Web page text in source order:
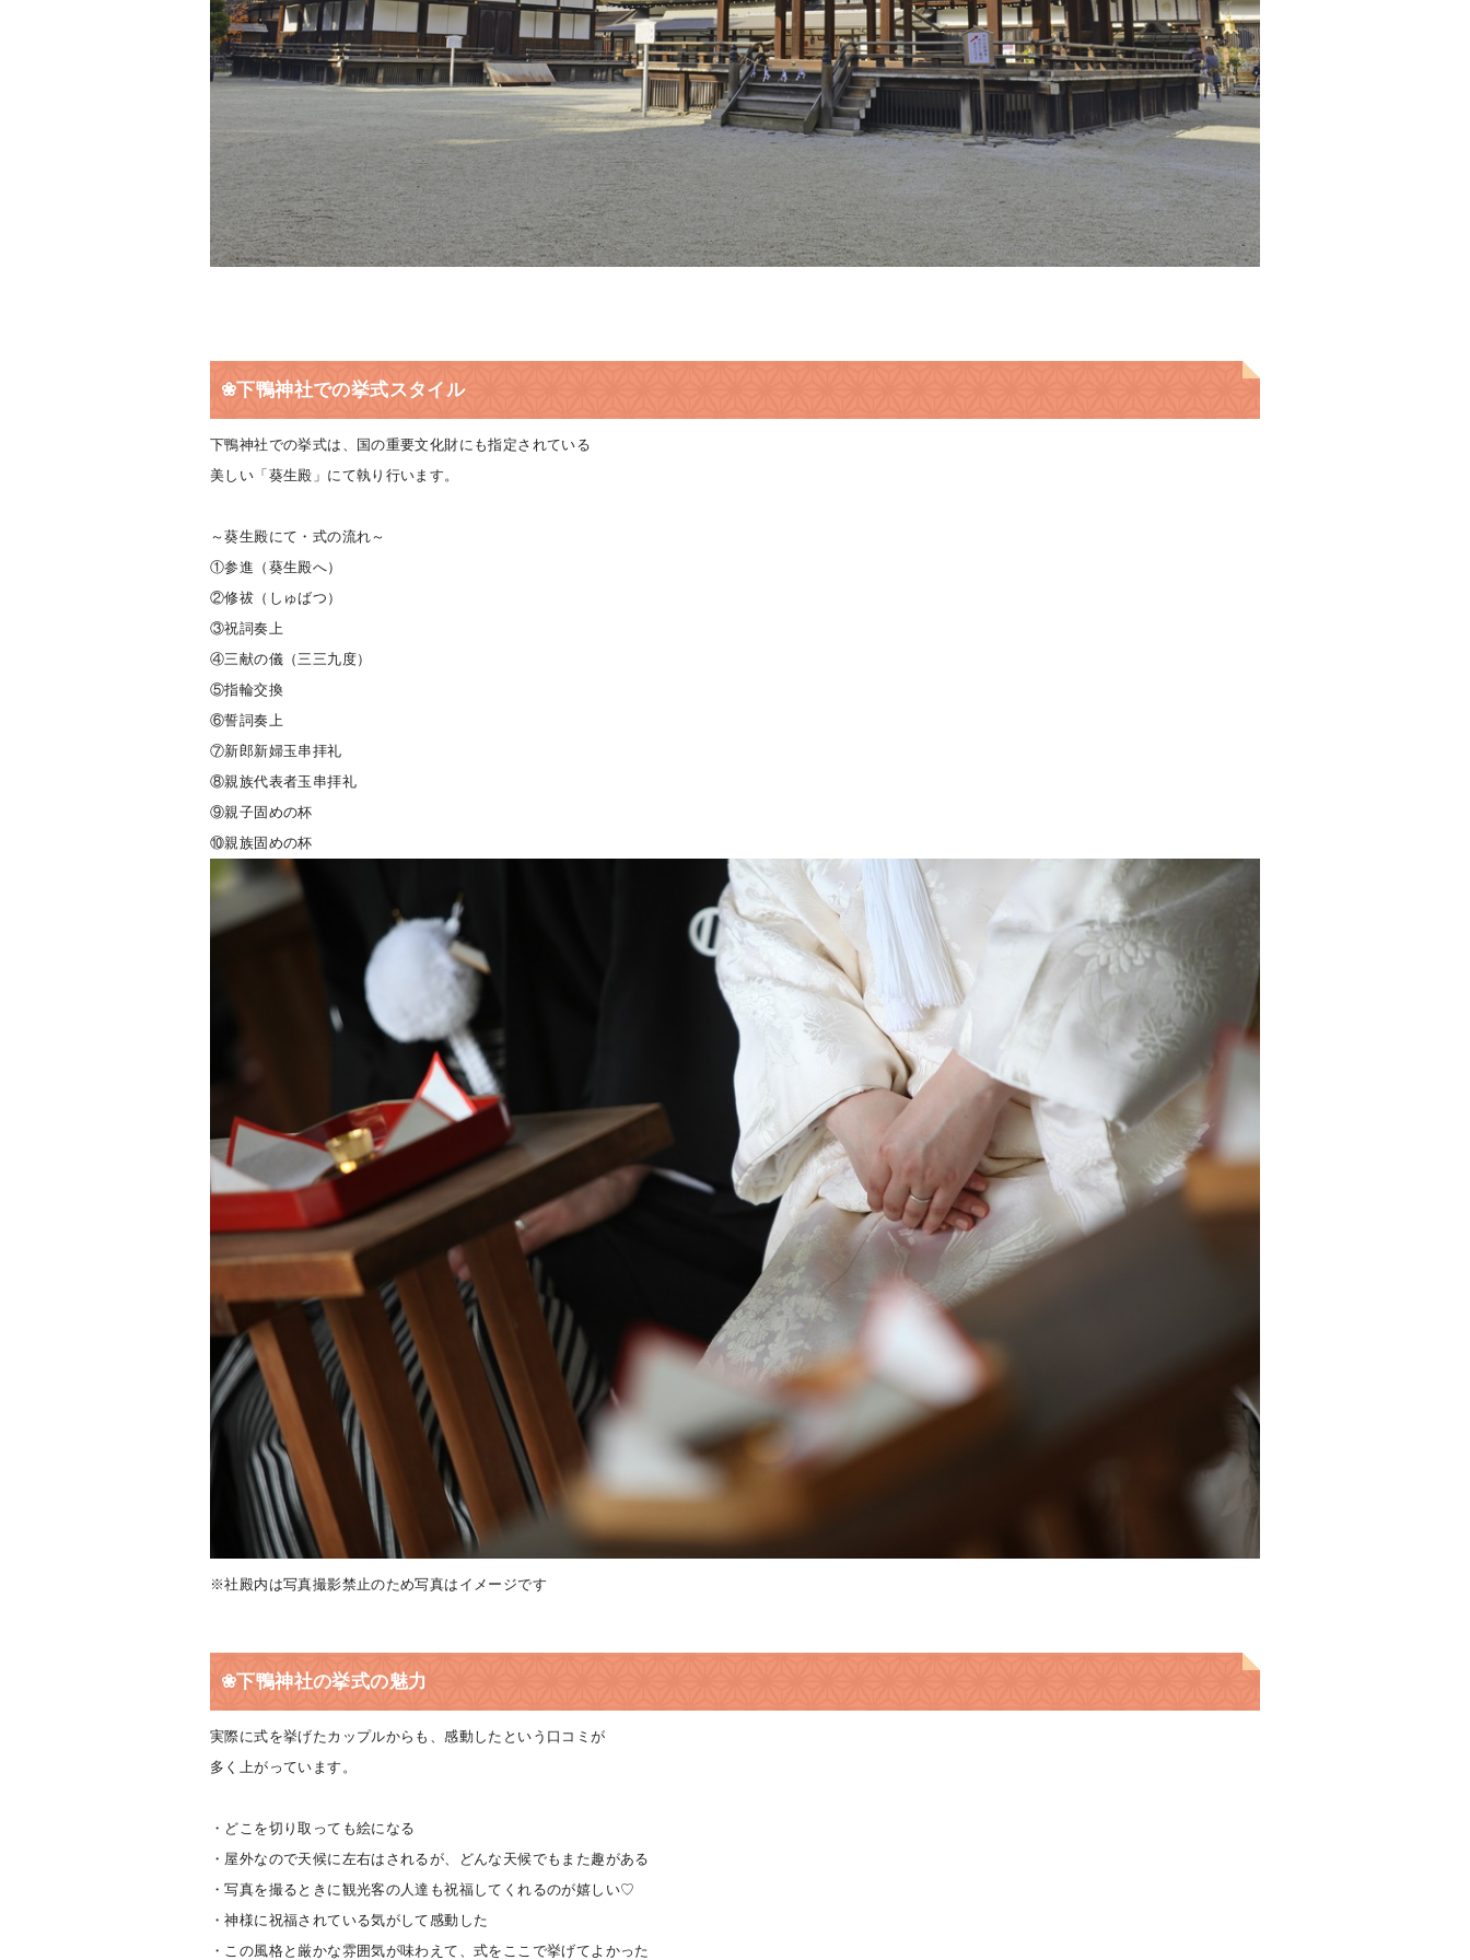
❀下鴨神社での挙式スタイル
下鴨神社での挙式は、国の重要文化財にも指定されている
美しい「葵生殿」にて執り行います。
～葵生殿にて・式の流れ～
①参進（葵生殿へ）
②修祓（しゅばつ）
③祝詞奏上
④三献の儀（三三九度）
⑤指輪交換
⑥誓詞奏上
⑦新郎新婦玉串拝礼
⑧親族代表者玉串拝礼
⑨親子固めの杯
⑩親族固めの杯
※社殿内は写真撮影禁止のため写真はイメージです
❀下鴨神社の挙式の魅力
実際に式を挙げたカップルからも、感動したという口コミが
多く上がっています。
・どこを切り取っても絵になる
・屋外なので天候に左右はされるが、どんな天候でもまた趣がある
・写真を撮るときに観光客の人達も祝福してくれるのが嬉しい♡
・神様に祝福されている気がして感動した
・この風格と厳かな雰囲気が味わえて、式をここで挙げてよかった